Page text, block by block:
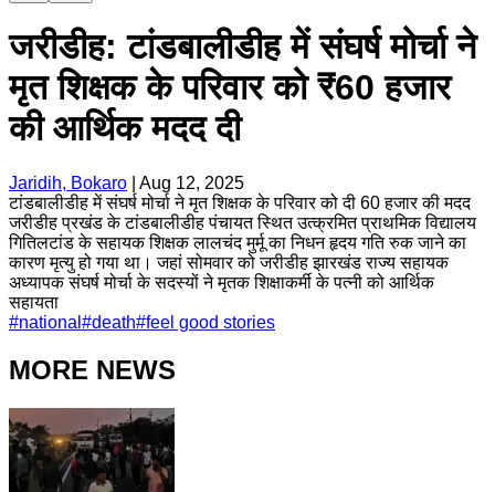
जरीडीह: टांडबालीडीह में संघर्ष मोर्चा ने
मृत शिक्षक के परिवार को ₹60 हजार
की आर्थिक मदद दी
Jaridih, Bokaro
Aug 12, 2025
टांडबालीडीह में संघर्ष मोर्चा ने मृत शिक्षक के परिवार को दी 60 हजार की मदद
जरीडीह प्रखंड के टांडबालीडीह पंचायत स्थित उत्क्रमित प्राथमिक विद्यालय
गितिलटांड के सहायक शिक्षक लालचंद मुर्मू का निधन हृदय गति रुक जाने का
कारण मृत्यु हो गया था। जहां सोमवार को जरीडीह झारखंड राज्य सहायक
अध्यापक संघर्ष मोर्चा के सदस्यों ने मृतक शिक्षाकर्मी के पत्नी को आर्थिक
सहायता
#national #death#feel good stories
MORE NEWS